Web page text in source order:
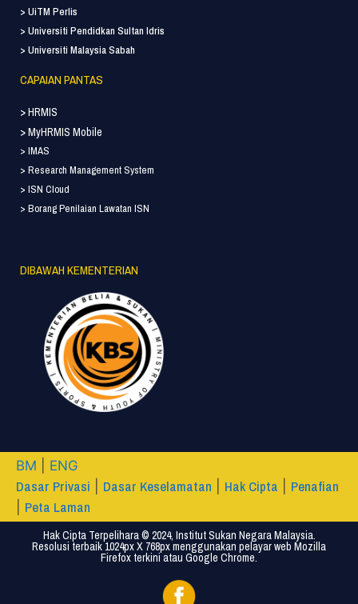
> UiTM Perlis
> Universiti Pendidkan Sultan Idris
> Universiti Malaysia Sabah
CAPAIAN PANTAS
> HRMIS
> MyHRMIS Mobile
> IMAS
> Research Management System
> ISN Cloud
> Borang Penilaian Lawatan ISN
DIBAWAH KEMENTERIAN
BM ENG
Dasar Privasi Dasar Keselamatan Hak Cipta Penafian
Peta Laman
Hak Cipta Terpelihara © 2024, Institut Sukan Negara Malaysia.
Resolusi terbaik 1024px X 768px menggunakan pelayar web Mozilla
Firefox terkini atau Google Chrome.